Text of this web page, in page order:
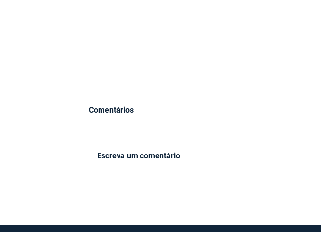
Comentários
Escreva um comentário